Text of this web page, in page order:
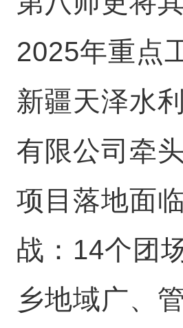
2025年重点
新疆天泽水
有限公司牵
项目落地面
战：14个团
乡地域广、